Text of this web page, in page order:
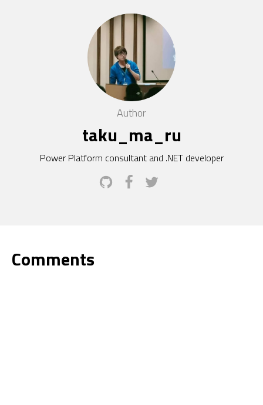
Author
taku_ma_ru
Power Platform consultant and .NET developer
Comments